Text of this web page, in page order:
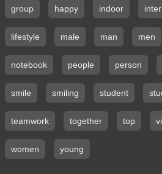
group happy indoor
lifestyle male man men
notebook people person
smile smiling student
teamwork together top
women young